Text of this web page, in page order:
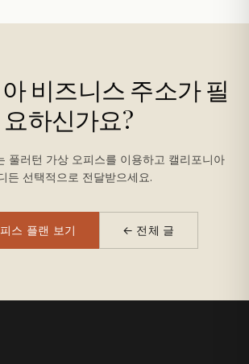
비즈니스 주소가 필
요하신가요?
풀러턴 가상 오피스를 이용하고 캘리포니아
든 선택적으로 전달받으세요.
스 플랜 보기 ← 전체 글